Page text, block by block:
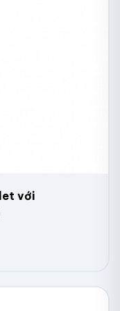
với